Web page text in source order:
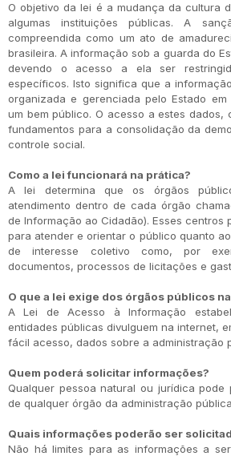
O objetivo da lei é a mudança da cultura
algumas instituições públicas. A
compreendida como um ato de
brasileira. A informação sob a guarda do
devendo o acesso a ela ser
específicos. Isto significa que a
organizada e gerenciada pelo Estado
um bem público. O acesso a estes dados,
fundamentos para a consolidação da
controle social.
Como a lei funcionará na prática?
A lei determina que os órgãos
atendimento dentro de cada órgão
de Informação ao Cidadão). Esses centros
para atender e orientar o público quanto
de interesse coletivo como, por
documentos, processos de licitações e
O que a lei exige dos órgãos públicos
A Lei de Acesso à Informação
entidades públicas divulguem na internet,
fácil acesso, dados sobre a administração
Quem poderá solicitar informações?
Qualquer pessoa natural ou jurídica pode
de qualquer órgão da administração
Quais informações poderão ser
Não há limites para as informações a